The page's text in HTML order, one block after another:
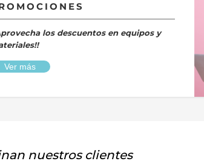
los descuentos en equipos y
Ver más
nuestros clientes